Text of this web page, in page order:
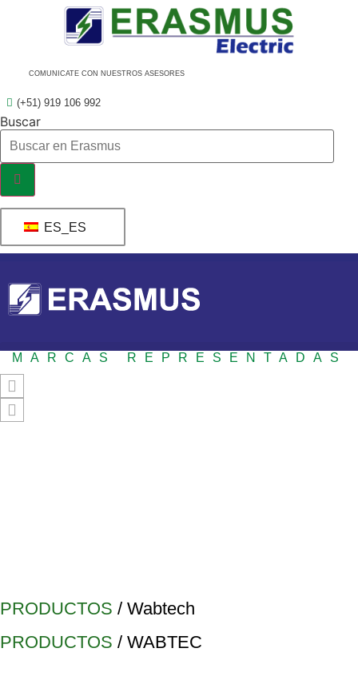
COMUNICATE CON NUESTROS ASESORES
(+51) 919 106 992
Buscar
ES_ES
MARCAS REPRESENTADAS
PRODUCTOS / Wabtech
PRODUCTOS / WABTEC